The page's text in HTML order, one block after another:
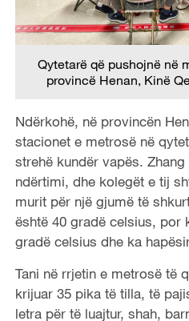
Qytetarë që pushojnë në
provincë Henan, Kinë
Ndërkohë, në provincën
stacionet e metrosë në
strehë kundër vapës.
ndërtimi, dhe kolegët e tij
murit për një gjumë të
është 40 gradë celsius, por
gradë celsius dhe ka
Tani në rrjetin e metrosë të
krijuar 35 pika të tilla, të
letra për të luajtur, shah,